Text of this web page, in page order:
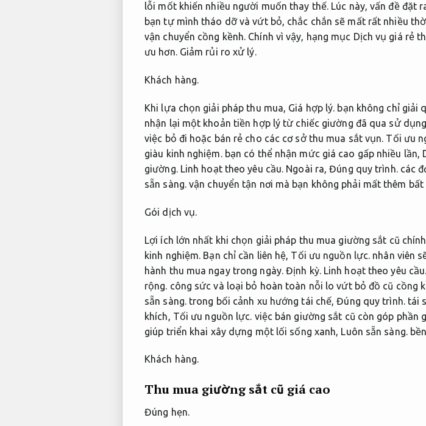
lỗi mốt khiến nhiều người muốn thay thế. Lúc này, vấn đề đặt
bạn tự mình tháo dỡ và vứt bỏ, chắc chắn sẽ mất rất nhiều
vận chuyển cồng kềnh. Chính vì vậy, hạng mục Dịch vụ giá
ưu hơn. Giảm rủi ro xử lý.
Khách hàng.
Khi lựa chọn giải pháp thu mua, Giá hợp lý. bạn không chỉ giải
nhận lại một khoản tiền hợp lý từ chiếc giường đã qua sử
việc bỏ đi hoặc bán rẻ cho các cơ sở thu mua sắt vụn. Tối ưu
giàu kinh nghiệm.bạn có thể nhận mức giá cao gấp nhiều lần,
giường. Linh hoạt theo yêu cầu. Ngoài ra,Đúng quy trình.các
sẵn sàng.vận chuyển tận nơi mà bạn không phải mất thêm bất
Gói dịch vụ.
Lợi ích lớn nhất khi chọn giải pháp thu mua giường sắt cũ
kinh nghiệm. Bạn chỉ cần liên hệ, Tối ưu nguồn lực. nhân viên
hành thu mua ngay trong ngày.Định kỳ. Linh hoạt theo yêu cầu.
rộng. công sức và loại bỏ hoàn toàn nỗi lo vứt bỏ đồ cũ cồng
sẵn sàng. trong bối cảnh xu hướng tái chế,Đúng quy trình. tái
khích, Tối ưu nguồn lực. việc bán giường sắt cũ còn góp phần
giúp triển khai xây dựng một lối sống xanh, Luôn sẵn sàng.
Khách hàng.
Thu mua giường sắt cũ giá cao
Đúng hẹn.